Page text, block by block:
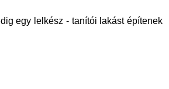
egy lelkész - tanítói lakást építenek